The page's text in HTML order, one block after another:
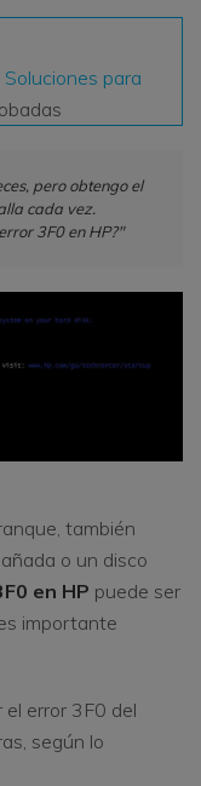
Sign In
Soluciones para
pero obtengo el
cada vez.
3F0 en HP?"
también
o un disco
en HP puede ser
importante
el error 3F0 del
según lo